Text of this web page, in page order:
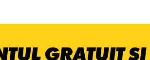
GRATUIT ȘI